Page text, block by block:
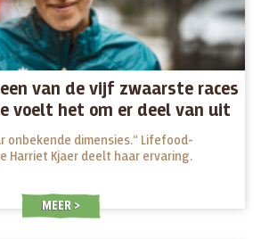
van de vijf zwaarste races
voelt het om er deel van uit
te maken?
onbekende dimensies.“ Lifefood-
Harriet Kjaer deelt haar ervaring.
MEER